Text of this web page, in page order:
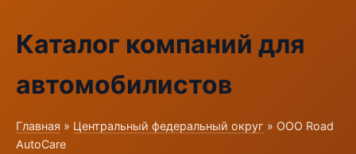
Каталог компаний для
автомобилистов
Главная » Центральный федеральный округ » ООО Road
AutoCare